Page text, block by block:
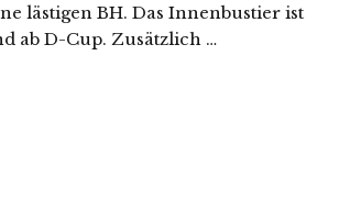
lästigen BH. Das Innenbustier ist
ab D-Cup. Zusätzlich …